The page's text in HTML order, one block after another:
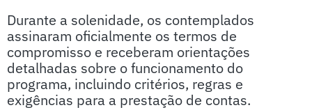
Durante a solenidade, os contemplados
assinaram oficialmente os termos de
compromisso e receberam orientações
detalhadas sobre o funcionamento do
programa, incluindo critérios, regras e
exigências para a prestação de contas.